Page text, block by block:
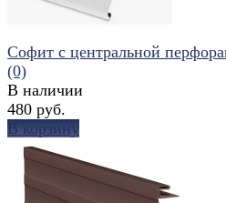
Софит с центральной
(0)
В наличии
480 руб.
В корзину